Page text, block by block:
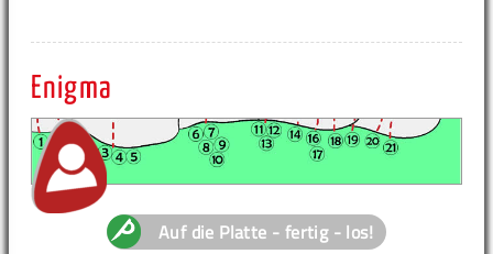
Enigma
Auf die Platte - fertig - los!